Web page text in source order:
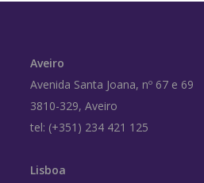
Aveiro
Avenida Santa Joana, nº 67 e 69
3810-329, Aveiro
tel: (+351) 234 421 125
Lisboa